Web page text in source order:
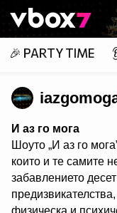
👾
🎉 PARTY TIME
И аз го мога
Шоуто „И аз го
които и те самите
забавлението
физическа и